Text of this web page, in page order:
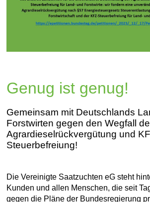
Genug ist genug!
Gemeinsam mit Deutschlands
Forstwirten gegen den Wegfall
Agrardieselrückvergütung und
Steuerbefreiung!
Die Vereinigte Saatzuchten eG steht
Kunden und allen Menschen, die seit
gegen die Pläne der Bundesregierung